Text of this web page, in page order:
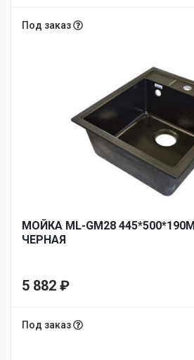
Под заказ
МОЙКА ML-GM28
ЧЕРНАЯ
5 882 ₽
Под заказ